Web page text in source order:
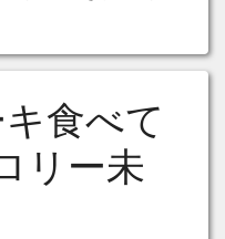
食べて
リー未